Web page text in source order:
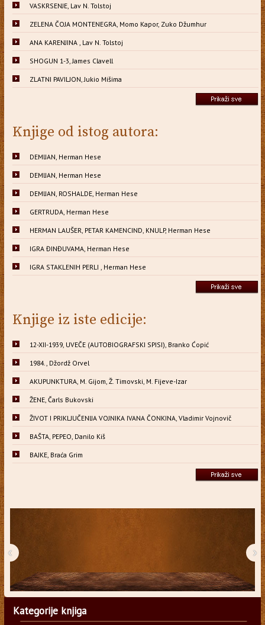
VASKRSENJE, Lav N. Tolstoj
ZELENA ČOJA MONTENEGRA, Momo Kapor, Zuko Džumhur
ANA KARENJINA , Lav N. Tolstoj
SHOGUN 1-3, James Clavell
ZLATNI PAVILJON, Jukio Mišima
Knjige od istog autora:
DEMIJAN, Herman Hese
DEMIJAN, Herman Hese
DEMIJAN, ROSHALDE, Herman Hese
GERTRUDA, Herman Hese
HERMAN LAUŠER, PETAR KAMENCIND, KNULP, Herman Hese
IGRA ĐINĐUVAMA, Herman Hese
IGRA STAKLENIH PERLI , Herman Hese
Knjige iz iste edicije:
12-XII-1939, UVEČE (AUTOBIOGRAFSKI SPISI), Branko Ćopić
1984., Džordž Orvel
AKUPUNKTURA, M. Gijom, Ž. Timovski, M. Fijeve-Izar
ŽENE, Čarls Bukovski
ŽIVOT I PRIKLJUČENIJA VOJNIKA IVANA ČONKINA, Vladimir Vojnovič
BAŠTA, PEPEO, Danilo Kiš
BAJKE, Braća Grim
‹ ›
Kategorije knjiga